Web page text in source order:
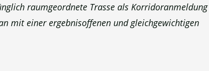
raumgeordnete Trasse als Korridoranmeldung
mit einer ergebnisoffenen und gleichgewichtigen